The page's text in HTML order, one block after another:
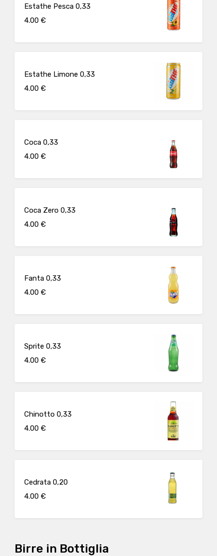
Estathe Pesca 0,33
4.00 €
Estathe Limone 0,33
4.00 €
Coca 0,33
4.00 €
Coca Zero 0,33
4.00 €
Fanta 0,33
4.00 €
Sprite 0,33
4.00 €
Chinotto 0,33
4.00 €
Cedrata 0,20
4.00 €
Birre in Bottiglia